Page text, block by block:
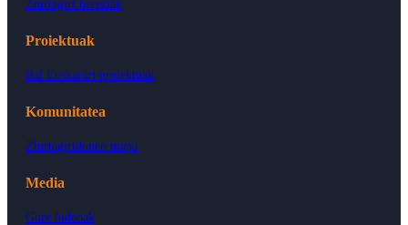
Ziurtagiri bereziak
Proiektuak
Bai Euskarari proiektuak
Komunitatea
Ziurtagiridunen mapa
Media
Gure bideoak